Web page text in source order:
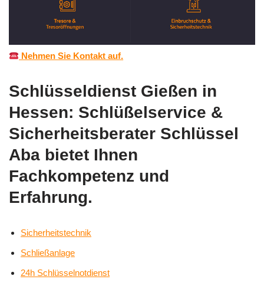
Nehmen Sie Kontakt auf.
Schlüsseldienst Gießen in
Hessen: Schlüßelservice &
Sicherheitsberater Schlüssel
Aba bietet Ihnen
Fachkompetenz und
Erfahrung.
Sicherheitstechnik
Schließanlage
24h Schlüsselnotdienst